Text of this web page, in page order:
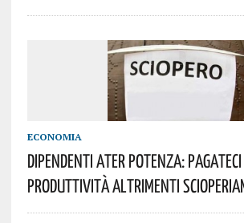
ECONOMIA
DIPENDENTI ATER POTENZA:
PRODUTTIVITÀ ALTRIMENTI